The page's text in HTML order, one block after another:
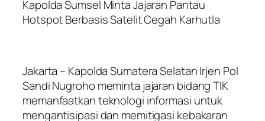
Kapolda Sumsel Minta Jajaran Pantau
Hotspot Berbasis Satelit Cegah Karhutla
Jakarta – Kapolda Sumatera Selatan Irjen Pol
Sandi Nugroho meminta jajaran bidang TIK
memanfaatkan teknologi informasi untuk
mengantisipasi dan memitigasi kebakaran